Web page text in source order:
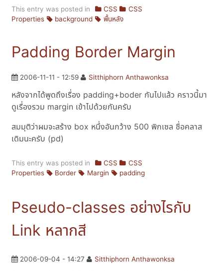
This entry was posted in CSS
CSS
Properties
background พื้นหลัง
Padding Border Margin
2006-11-11 - 12:59 Sitthiphorn Anthawonksa
หลังจากได้พูดถึงเรื่อง padding+boder กันไปแล้ว คราวนี้มา
ดูเรื่องรวม margin เข้าไปด้วยกันครับ
สมมุติว่าผมจะสร้าง box หนึ่งอันกว้าง 500 พิกเซล ชื่อคลาส
เดิมนะครับ (pd)
This entry was posted in CSS
CSS
Properties
Border Margin padding
Pseudo-classes อย่างไรกับ
Link หลากสี
2006-09-04 - 14:27 Sitthiphorn Anthawonksa